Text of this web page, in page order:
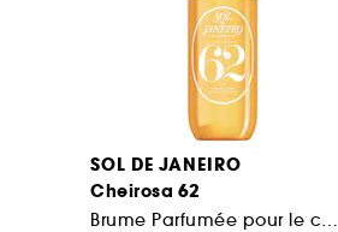
SOL DE JANEIRO
Cheirosa 62
Brume Parfumée pour le corps et les cheveux